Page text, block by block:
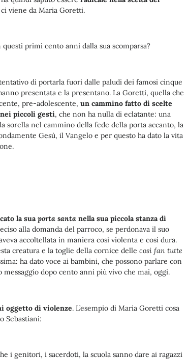
viene da Maria Goretti.
primi cento anni dalla sua scomparsa?
di portarla fuori dalle paludi dei famosi cinque
presentata e la presentano. La Goretti, quella che
pre-adolescente, un cammino fatto di scelte
piccoli gesti, che non ha nulla di eclatante: una
nel cammino della fede della porta accanto, la
Gesù, il Vangelo e per questo ha dato la vita
la suaporta santa nella sua piccola stanza di
alla domanda del parroco, se perdonava il suo
accoltellata in maniera così violenta e così dura.
creatura e la toglie della cornice delle così fan tutte
ha dato voce ai bambini, che possono parlare con
dopo cento anni più vivo che mai, oggi.
oggetto di violenze. L’esempio di Maria Goretti cosa
Sebastiani:
i genitori, i sacerdoti, la scuola sanno dare ai ragazzi